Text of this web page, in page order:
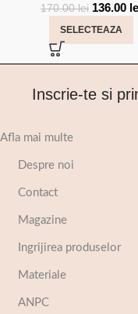
170.00lei 136.00
SELECTEAZA
Inscrie-te si
Afla mai multe
Despre noi
Contact
Magazine
Ingrijirea produselor
Materiale
ANPC